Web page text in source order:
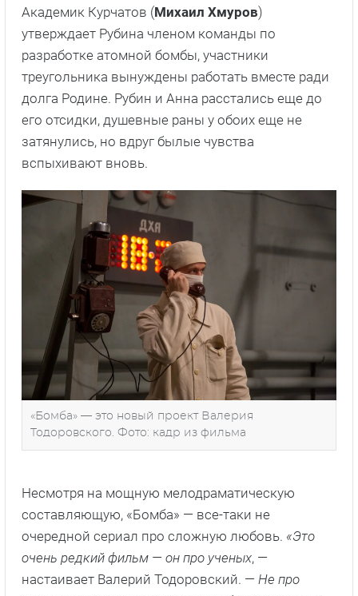
Академик Курчатов (Михаил Хмуров)
утверждает Рубина членом команды по
разработке атомной бомбы, участники
треугольника вынуждены работать вместе ради
долга Родине. Рубин и Анна расстались еще до
его отсидки, душевные раны у обоих еще не
затянулись, но вдруг былые чувства
вспыхивают вновь.
«Бомба» — это новый проект Валерия
Тодоровского. Фото: кадр из фильма
Несмотря на мощную мелодраматическую
составляющую, «Бомба» — все-таки не
очередной сериал про сложную любовь. «Это
очень редкий фильм — он про ученых, —
настаивает Валерий Тодоровский. — Не про